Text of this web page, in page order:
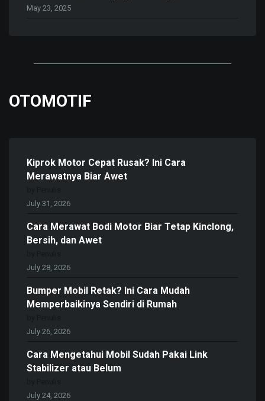
May 23, 2025
OTOMOTIF
Kiprok Motor Cepat Rusak? Ini Cara
Merawatnya Biar Awet
July 31, 2026
Cara Merawat Bodi Motor Biar Tetap Kinclong,
Bersih, dan Awet
July 28, 2026
Bumper Mobil Retak? Ini Cara Mudah
Memperbaikinya Sendiri di Rumah
July 26, 2026
Cara Mengetahui Mobil Sudah Pakai Link
Stabilizer atau Belum
July 24, 2026